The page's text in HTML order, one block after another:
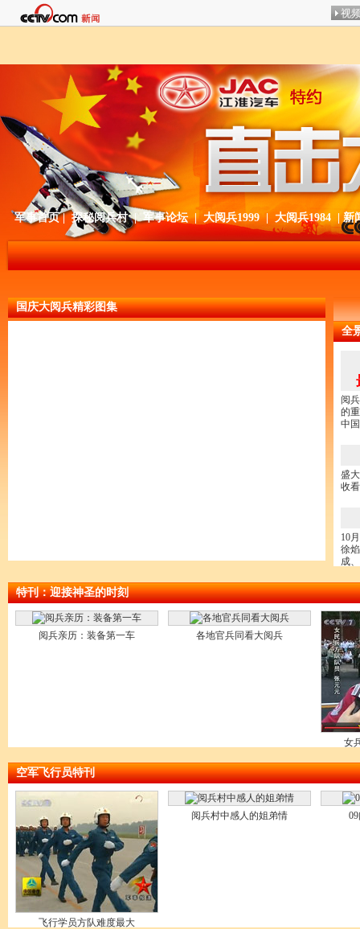
军事首页|探秘阅兵村|军事论坛|大阅兵1999| 大阅兵1984 | 新
国庆大阅兵精彩图集
全
阅
的
中
盛
收
10
徐
成
特刊：迎接神圣的时刻
阅兵亲历：装备第一车 各地官兵同看大阅兵
女
空军飞行员特刊
飞行学员方队难度最大
阅兵村中感人的姐弟情